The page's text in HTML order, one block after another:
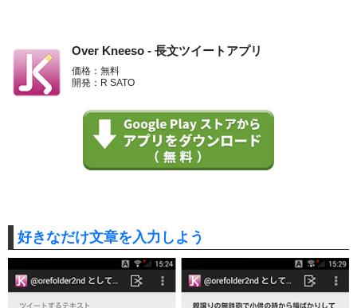
Over Kneeso - 長文ツイートアプリ
価格：無料
開発：R SATO
好きなだけ文章を入力しよう